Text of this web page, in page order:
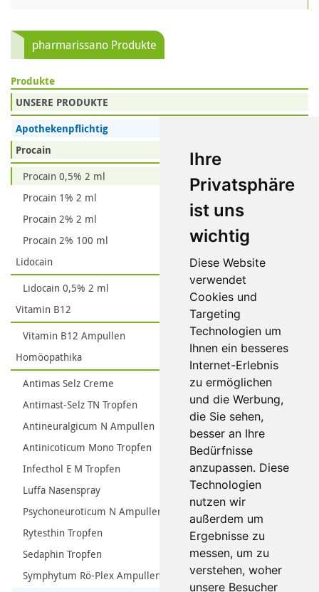
Ihre
Privatsphäre
ist uns
wichtig
Diese Website
verwendet
Cookies und
Targeting
Technologien um
Ihnen ein besseres
Internet-Erlebnis
zu ermöglichen
und die Werbung,
die Sie sehen,
besser an Ihre
Bedürfnisse
anzupassen. Diese
Technologien
nutzen wir
außerdem um
Ergebnisse zu
messen, um zu
verstehen, woher
unsere Besucher
pharmarissano Produkte
Produkte
UNSERE PRODUKTE
Apothekenpflichtig
Procain
Procain 0,5% 2 ml
Procain 1% 2 ml
Procain 2% 2 ml
Procain 2% 100 ml
Lidocain
Lidocain 0,5% 2 ml
Vitamin B12
Vitamin B12 Ampullen
Homöopathika
Antimas Selz Creme
Antimast-Selz TN Tropfen
Antineuralgicum N Ampullen
Antinicoticum Mono Tropfen
Infecthol E M Tropfen
Luffa Nasenspray
Psychoneuroticum N Ampullen
Rytesthin Tropfen
Sedaphin Tropfen
Symphytum Rö-Plex Ampullen